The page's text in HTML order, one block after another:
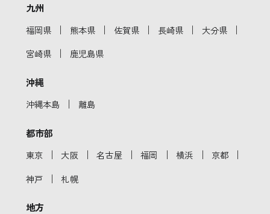
九州
福岡県 ｜ 熊本県 ｜ 佐賀県 ｜ 長崎県 ｜ 大分県 ｜
宮崎県 ｜ 鹿児島県
沖縄
沖縄本島 ｜ 離島
都市部
東京 ｜ 大阪 ｜ 名古屋 ｜ 福岡 ｜ 横浜 ｜ 京都 ｜
神戸 ｜ 札幌
地方